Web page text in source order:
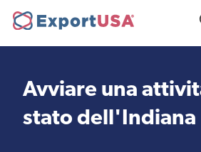
Uffici e Team Exportusa
di Rimini
Avviare una
stato dell'Indiana